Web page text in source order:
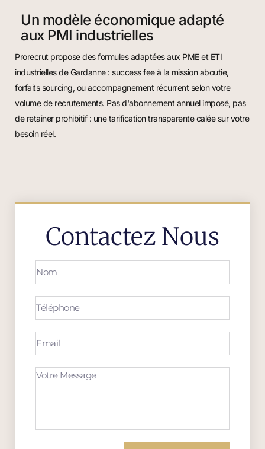
Un modèle économique adapté
aux PMI industrielles
Prorecrut propose des formules adaptées aux PME et ETI
industrielles de Gardanne : success fee à la mission aboutie,
forfaits sourcing, ou accompagnement récurrent selon votre
volume de recrutements. Pas d'abonnement annuel imposé, pas
de retainer prohibitif : une tarification transparente calée sur votre
besoin réel.
Contactez Nous